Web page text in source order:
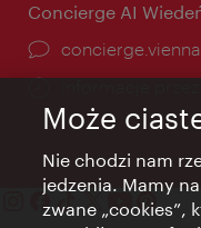
Concierge AI
Może
Nie chodzi nam
jedzenia. Mamy
zwane „cookies”,